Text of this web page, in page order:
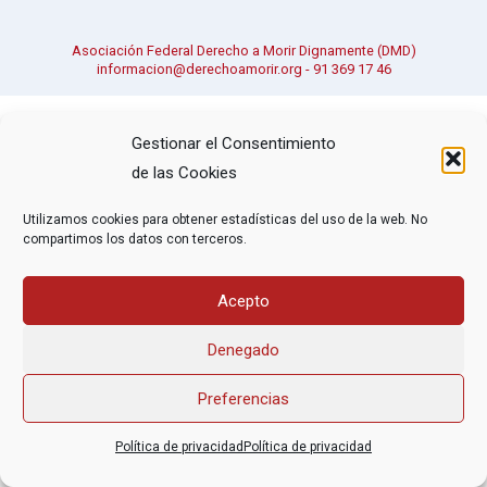
Gestionar el Consentimiento
de las Cookies
Utilizamos cookies para obtener estadísticas del uso de la web. No
compartimos los datos con terceros.
Acepto
Denegado
Preferencias
Política de privacidad Política de privacidad
Asociación Federal Derecho a Morir Dignamente (DMD)
informacion@derechoamorir.org - 91 369 17 46